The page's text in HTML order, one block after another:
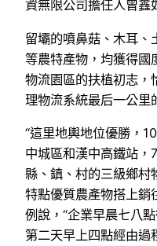
資無限公司擔任人曾鑫
留壩的噴鼻菇、木耳、
等農特產物，均獲得國
物流園區的扶植初志，
理物流系統最后一公里
“這里地輿地位優勝，
中城區和漢中高鐵站，
縣、鎮、村的三級鄉村
特點優質農產物搭上銷
例說，“企業早晨七八
第二天早上四點經由過